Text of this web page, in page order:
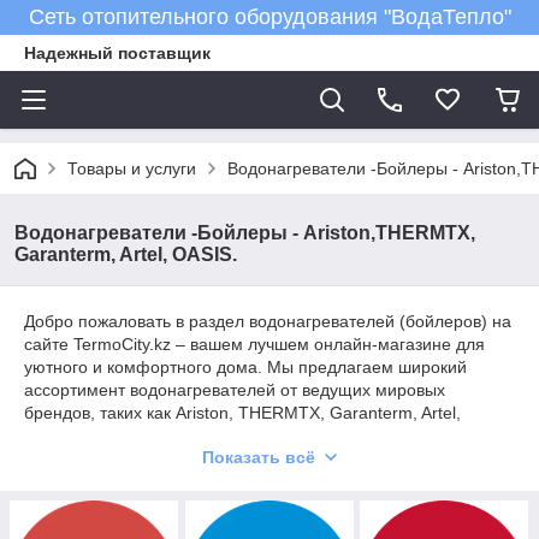
Сеть отопительного оборудования "ВодаТепло"
Надежный поставщик
Товары и услуги Водонагреватели -Бойлеры -
Водонагреватели -Бойлеры - Ariston,THERMTX,
Garanterm, Artel, OASIS.
Добро пожаловать в раздел водонагревателей (бойлеров) на
сайте TermoCity.kz – вашем лучшем онлайн-магазине для
уютного и комфортного дома. Мы предлагаем широкий
ассортимент водонагревателей от ведущих мировых
брендов, таких как Ariston, THERMTX, Garanterm, Artel,
Почему TermoCity.kz для вашего дома?
Ведущие бренды
Показать всё